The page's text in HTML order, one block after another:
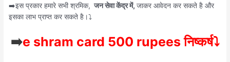
➡️इस प्रकार हमारे सभी श्रमिक, जन सेवा केंद्र में,जाकर आवेदन कर सकते है और
इसका लाभ प्राप्त कर सकते है।⤵️
➡️e shram card 500 rupees निष्कर्ष⤵️